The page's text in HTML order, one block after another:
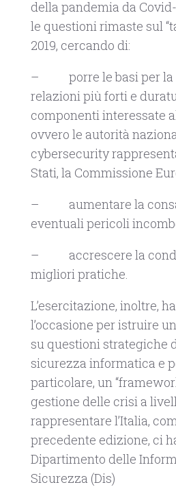
della pandemia da
le questioni rimaste sul
2019, cercando di:
– porre le basi per la
relazioni più forti e
componenti interessate
ovvero le autorità
cybersecurity
Stati, la Commissione
– aumentare la
eventuali pericoli
– accrescere la
migliori pratiche.
L’esercitazione, inoltre,
l’occasione per istruire
su questioni strategiche
sicurezza informatica e
particolare, un
gestione delle crisi a
rappresentare l’Italia,
precedente edizione, ci
Dipartimento delle
Sicurezza (Dis)